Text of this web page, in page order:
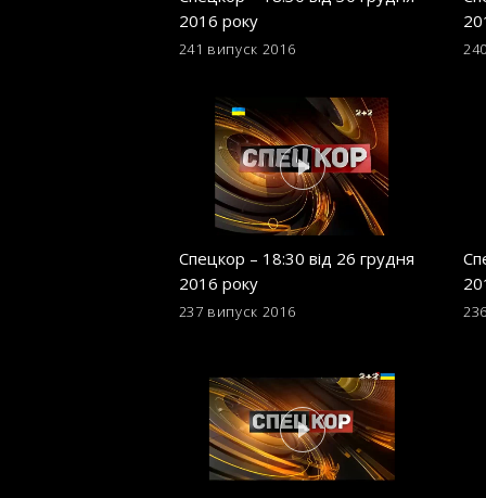
2016 року
241 випуск 2016
Спецкор – 18:30 від 26 грудня
2016 року
237 випуск 2016